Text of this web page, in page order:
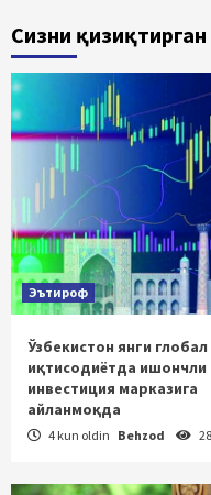
Сизни
Эътироф
Ўзбекистон янги глобал
иқтисодиётда ишончли
инвестиция марказига
айланмоқда
4 kun oldin Behzod